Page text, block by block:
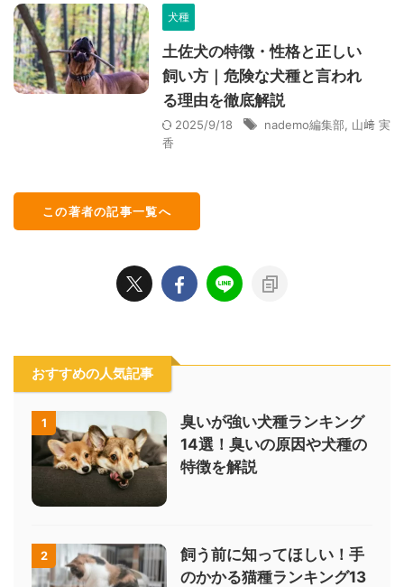
犬種
土佐犬の特徴・性格と正しい
飼い方｜危険な犬種と言われ
る理由を徹底解説
2025/9/18 nademo編集部, 山﨑 実
香
この著者の記事一覧へ
おすすめの人気記事
1
臭いが強い犬種ランキング
14選！臭いの原因や犬種の
特徴を解説
2
飼う前に知ってほしい！手
のかかる猫種ランキング13